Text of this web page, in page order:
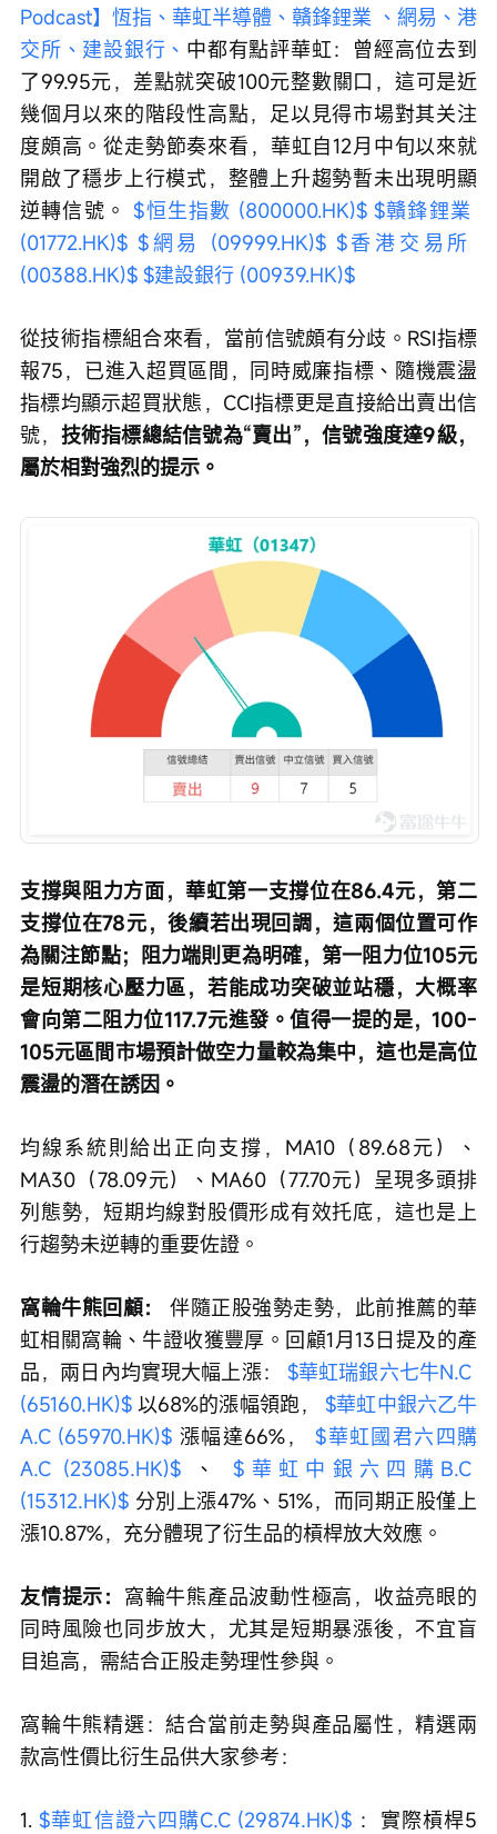
Podcast】恆指、華虹半導體、贛鋒鋰業 、網易、港
交所、建設銀行、 中都有點評華虹：曾經高位去到
了99.95元，差點就突破100元整數關口，這可是近
幾個月以來的階段性高點，足以見得市場對其关注
度頗高。從走勢節奏來看，華虹自12月中旬以來就
開啟了穩步上行模式，整體上升趨勢暫未出現明顯
逆轉信號。 $恒生指數 (800000.HK)$ $贛鋒鋰業
(01772.HK)$ $網易 (09999.HK)$ $香港交易所
(00388.HK)$ $建設銀行 (00939.HK)$
從技術指標組合來看，當前信號頗有分歧。RSI指標
報75，已進入超買區間，同時威廉指標、隨機震盪
指標均顯示超買狀態，CCI指標更是直接給出賣出信
號， 技術指標總結信號為“賣出”，信號強度達9級，
屬於相對強烈的提示。
支撐與阻力方面，華虹第一支撐位在86.4元，第二
支撐位在78元，後續若出現回調，這兩個位置可作
為關注節點；阻力端則更為明確，第一阻力位105元
是短期核心壓力區，若能成功突破並站穩，大概率
會向第二阻力位117.7元進發。值得一提的是，100-
105元區間市場預計做空力量較為集中，這也是高位
震盪的潛在誘因。
均線系統則給出正向支撐，MA10（89.68元）、
MA30（78.09元）、MA60（77.70元）呈現多頭排
列態勢，短期均線對股價形成有效托底，這也是上
行趨勢未逆轉的重要佐證。
窩輪牛熊回顧：
伴隨正股強勢走勢，此前推薦的華
虹相關窩輪、牛證收獲豐厚。回顧1月13日提及的產
品，兩日內均實現大幅上漲： $華虹瑞銀六七牛N.C
(65160.HK)$ 以68%的漲幅領跑， $華虹中銀六乙牛
A.C (65970.HK)$ 漲幅達66%， $華虹國君六四購
A.C (23085.HK)$ 、 $華虹中銀六四購B.C
(15312.HK)$ 分別上漲47%、51%，而同期正股僅上
漲10.87%，充分體現了衍生品的槓桿放大效應。
友情提示： 窩輪牛熊產品波動性極高，收益亮眼的
同時風險也同步放大，尤其是短期暴漲後，不宜盲
目追高，需結合正股走勢理性參與。
窩輪牛熊精選：結合當前走勢與產品屬性，精選兩
款高性價比衍生品供大家參考：
1. $華虹信證六四購C.C (29874.HK)$ ：實際槓桿5